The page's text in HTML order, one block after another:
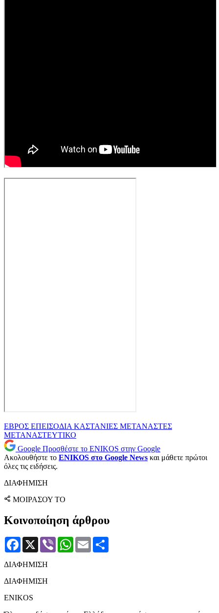
ΕΒΡΟΣ ΕΠΕΙΣΟΔΙΑ ΚΑΣΤΑΝΙΕΣ ΜΕΤΑΝΑΣΤΕΣ
ΜΕΤΑΝΑΣΤΕΥΤΙΚΟ
Google Προσθέστε το ENIKOS στην Google
Ακολουθήστε το ENIKOS στο Google News και μάθετε πρώτοι
όλες τις ειδήσεις.
ΔΙΑΦΗΜΙΣΗ
ΜΟΙΡΑΣΟΥ ΤΟ
Κοινοποίηση άρθρου
Facebook
X Viber WhatsApp
Email
ΔΙΑΦΗΜΙΣΗ
ΔΙΑΦΗΜΙΣΗ
ENIKOS